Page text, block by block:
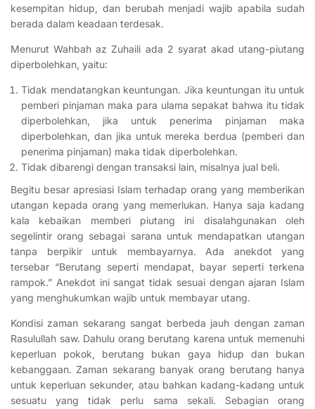
kesempitan hidup, dan berubah menjadi wajib apabila sudah
berada dalam keadaan terdesak.
Menurut Wahbah az Zuhaili ada 2 syarat akad utang-piutang
diperbolehkan, yaitu:
Tidak mendatangkan keuntungan. Jika keuntungan itu untuk
pemberi pinjaman maka para ulama sepakat bahwa itu tidak
diperbolehkan, jika untuk penerima pinjaman maka
diperbolehkan, dan jika untuk mereka berdua (pemberi dan
penerima pinjaman) maka tidak diperbolehkan.
Tidak dibarengi dengan transaksi lain, misalnya jual beli.
Begitu besar apresiasi Islam terhadap orang yang memberikan
utangan kepada orang yang memerlukan. Hanya saja kadang
kala kebaikan memberi piutang ini disalahgunakan oleh
segelintir orang sebagai sarana untuk mendapatkan utangan
tanpa berpikir untuk membayarnya. Ada anekdot yang
tersebar “Berutang seperti mendapat, bayar seperti terkena
rampok.” Anekdot ini sangat tidak sesuai dengan ajaran Islam
yang menghukumkan wajib untuk membayar utang.
Kondisi zaman sekarang sangat berbeda jauh dengan zaman
Rasulullah saw. Dahulu orang berutang karena untuk memenuhi
keperluan pokok, berutang bukan gaya hidup dan bukan
kebanggaan. Zaman sekarang banyak orang berutang hanya
untuk keperluan sekunder, atau bahkan kadang-kadang untuk
sesuatu yang tidak perlu sama sekali. Sebagian orang